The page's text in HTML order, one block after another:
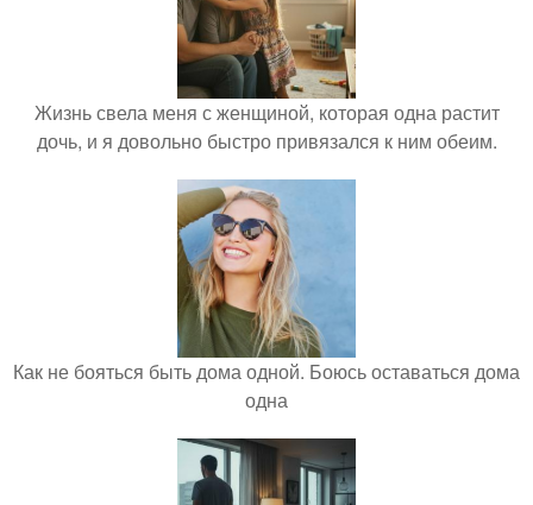
Жизнь свела меня с женщиной, которая одна растит
дочь, и я довольно быстро привязался к ним обеим.
Как не бояться быть дома одной. Боюсь оставаться дома
одна